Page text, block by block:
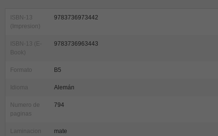
ISBN-13
(Impresion)
9783736973442
ISBN-13 (E-
Book)
9783736963443
Formato B5
Idioma Alemán
Numero de
paginas
794
Laminacion
mate